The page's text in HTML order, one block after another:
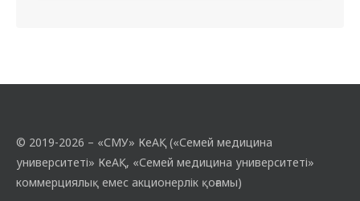
© 2019-2026 – «СМУ» КеАҚ («Семей медицина
университеті» КеАҚ, «Семей медицина университеті»
коммерциялық емес акционерлік қоғамы)